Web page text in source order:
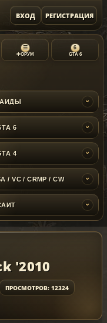
ВХОД РЕГИСТРАЦИЯ
☰
ФОРУМ
6
GTA 6
›
6 ›
4 ›
/ VC / CRMP / CW ›
›
'2010
ПРОСМОТРОВ: 12324